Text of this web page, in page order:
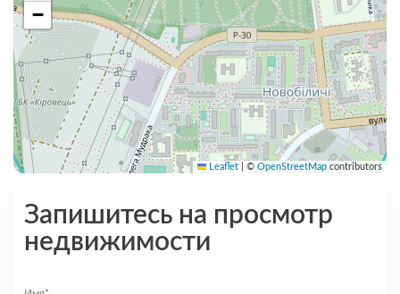
−
Leaflet © OpenStreetMap contributors
Запишитесь на просмотр
недвижимости